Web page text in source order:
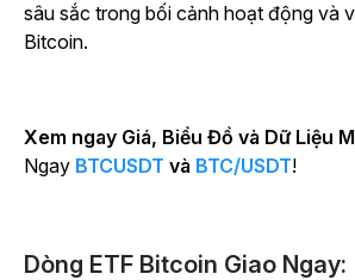
sâu sắc trong bối cảnh hoạt động và
Bitcoin.
Xem ngay Giá, Biểu Đồ và Dữ Liệu
Ngay BTCUSDT và BTC/USDT!
Dòng ETF Bitcoin Giao Ngay: